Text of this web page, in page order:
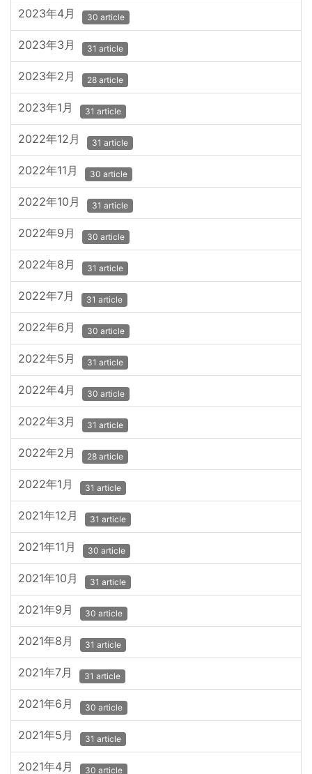
2023年4月 30 article
2023年3月 31 article
2023年2月 28 article
2023年1月 31 article
2022年12月 31 article
2022年11月 30 article
2022年10月 31 article
2022年9月 30 article
2022年8月 31 article
2022年7月 31 article
2022年6月 30 article
2022年5月 31 article
2022年4月 30 article
2022年3月 31 article
2022年2月 28 article
2022年1月 31 article
2021年12月 31 article
2021年11月 30 article
2021年10月 31 article
2021年9月 30 article
2021年8月 31 article
2021年7月 31 article
2021年6月 30 article
2021年5月 31 article
2021年4月 30 article